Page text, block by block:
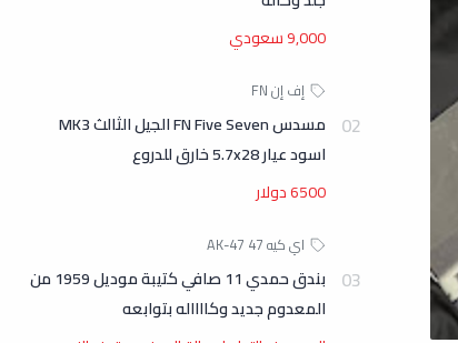
9,000 سعودي
مسدس FN Five Seven الجيل الثالث MK3
اسود عيار 5.7x28 خارق للدروع
6500 دولار
بندق حمدي 11 صافي كتيبة موديل 1959 من
المعدوم جديد وكااااله بتوابعه